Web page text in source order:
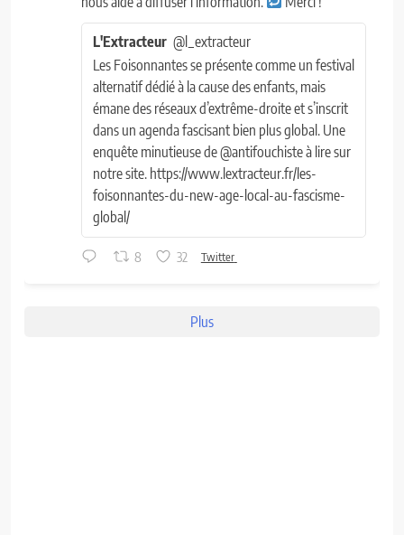
L'Extracteur @l_extracteur
Les Foisonnantes se présente comme un festival
alternatif dédié à la cause des enfants, mais
émane des réseaux d’extrême-droite et s’inscrit
dans un agenda fascisant bien plus global. Une
enquête minutieuse de @antifouchiste à lire sur
notre site. https://www.lextracteur.fr/les-
foisonnantes-du-new-age-local-au-fascisme-
global/
8 32 Twitter
Plus